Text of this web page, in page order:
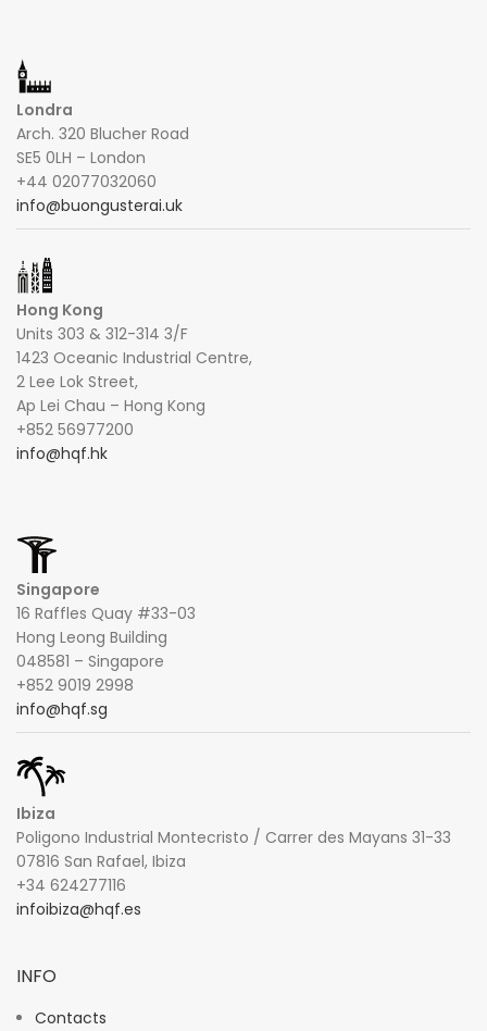
Londra
Arch. 320 Blucher Road
SE5 0LH – London
+44 02077032060
info@buongusterai.uk
Hong Kong
Units 303 & 312-314 3/F
1423 Oceanic Industrial Centre,
2 Lee Lok Street,
Ap Lei Chau – Hong Kong
+852 56977200
info@hqf.hk
Singapore
16 Raffles Quay #33-03
Hong Leong Building
048581 – Singapore
+852 9019 2998
info@hqf.sg
Ibiza
Poligono Industrial Montecristo / Carrer des Mayans 31-33
07816 San Rafael, Ibiza
+34 624277116
infoibiza@hqf.es
INFO
Contacts